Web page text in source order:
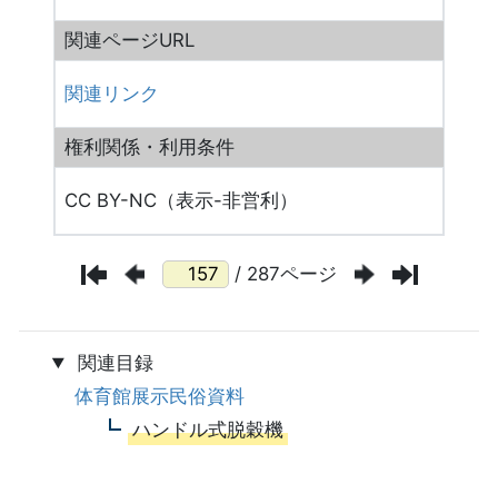
関連ページURL
関連リンク
権利関係・利用条件
CC BY-NC（表示-非営利）
/ 287ページ
関連目録
体育館展示民俗資料
ハンドル式脱穀機